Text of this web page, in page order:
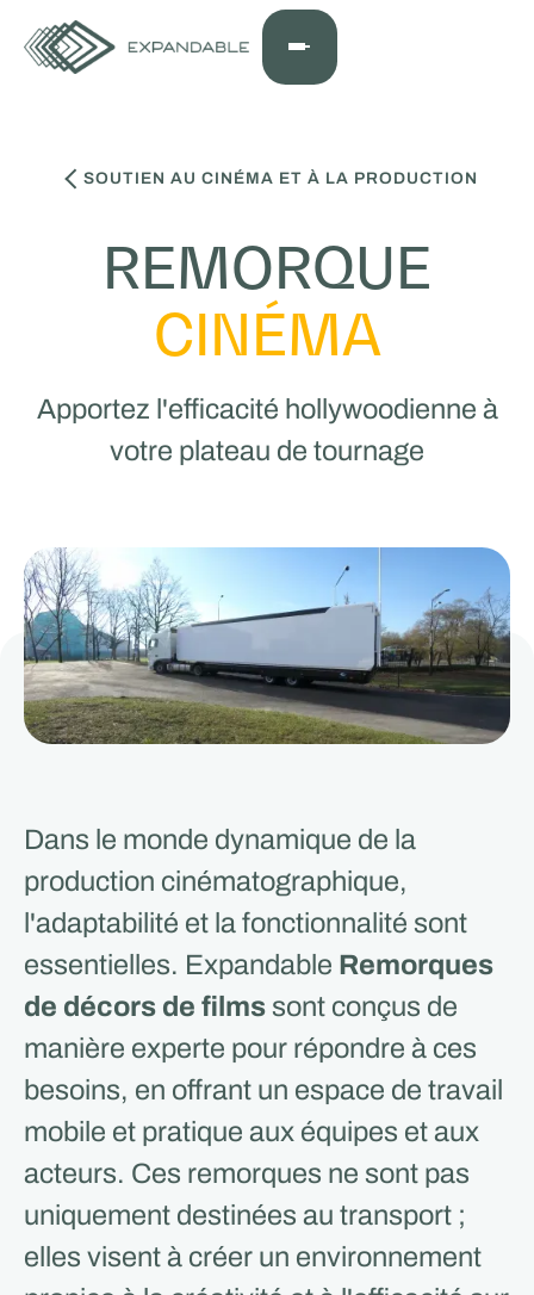
SOUTIEN AU CINÉMA ET À LA PRODUCTION
REMORQUE
CINÉMA
Apportez l'efficacité hollywoodienne à
votre plateau de tournage
Dans le monde dynamique de la
production cinématographique,
l'adaptabilité et la fonctionnalité sont
essentielles. Expandable Remorques
de décors de filmssont conçus de
manière experte pour répondre à ces
besoins, en offrant un espace de travail
mobile et pratique aux équipes et aux
acteurs. Ces remorques ne sont pas
uniquement destinées au transport ;
elles visent à créer un environnement